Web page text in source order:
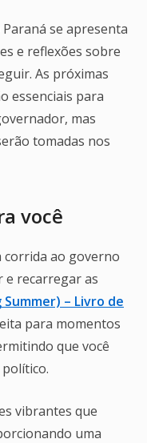
se apresenta
e reflexões sobre
As próximas
essenciais para
mas
tomadas nos
você
ao governo
e recarregar as
– Livro de
para momentos
que você
vibrantes que
uma